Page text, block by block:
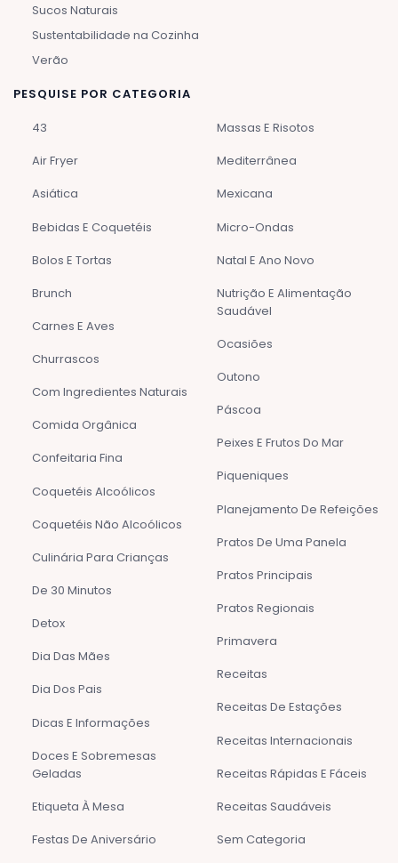
Sucos Naturais
Sustentabilidade na Cozinha
Verão
PESQUISE POR CATEGORIA
43
Air Fryer
Asiática
Bebidas E Coquetéis
Bolos E Tortas
Brunch
Carnes E Aves
Churrascos
Com Ingredientes Naturais
Comida Orgânica
Confeitaria Fina
Coquetéis Alcoólicos
Coquetéis Não Alcoólicos
Culinária Para Crianças
De 30 Minutos
Detox
Dia Das Mães
Dia Dos Pais
Dicas E Informações
Doces E Sobremesas
Geladas
Etiqueta À Mesa
Festas De Aniversário
Massas E Risotos
Mediterrânea
Mexicana
Micro-Ondas
Natal E Ano Novo
Nutrição E Alimentação
Saudável
Ocasiões
Outono
Páscoa
Peixes E Frutos Do Mar
Piqueniques
Planejamento De Refeições
Pratos De Uma Panela
Pratos Principais
Pratos Regionais
Primavera
Receitas
Receitas De Estações
Receitas Internacionais
Receitas Rápidas E Fáceis
Receitas Saudáveis
Sem Categoria